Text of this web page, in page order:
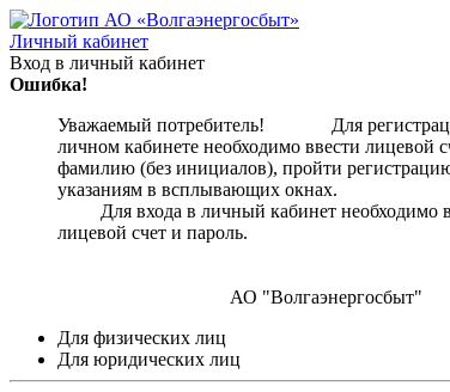
Личный кабинет
Вход в личный кабинет
Ошибка!
Уважаемый потребитель! Для
личном кабинете необходимо ввести лицевой
фамилию (без инициалов), пройти
указаниям в всплывающих
Для входа в личный кабинет необходимо
лицевой счет и
АО "Волгаэнергосбыт"
Для физических лиц
Для юридических лиц